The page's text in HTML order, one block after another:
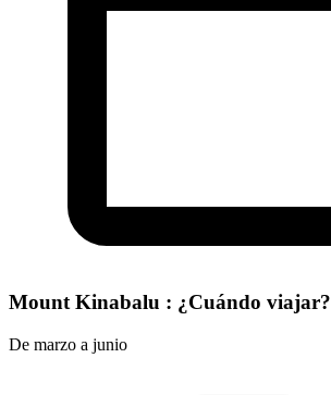
Mount Kinabalu : ¿Cuándo viajar?
De marzo a junio